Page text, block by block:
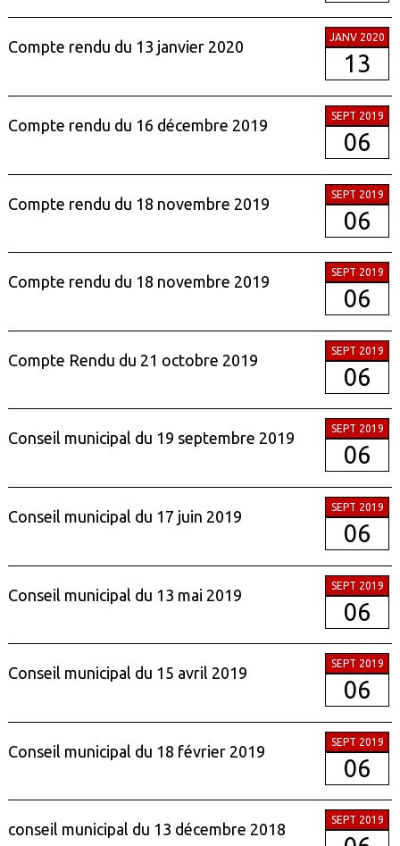
Compte rendu du 13 janvier 2020
JANV 2020
13
Compte rendu du 16 décembre 2019
SEPT 2019
06
Compte rendu du 18 novembre 2019
SEPT 2019
06
Compte rendu du 18 novembre 2019
SEPT 2019
06
Compte Rendu du 21 octobre 2019
SEPT 2019
06
Conseil municipal du 19 septembre 2019
SEPT 2019
06
Conseil municipal du 17 juin 2019
SEPT 2019
06
Conseil municipal du 13 mai 2019
SEPT 2019
06
Conseil municipal du 15 avril 2019
SEPT 2019
06
Conseil municipal du 18 février 2019
SEPT 2019
06
conseil municipal du 13 décembre 2018
SEPT 2019